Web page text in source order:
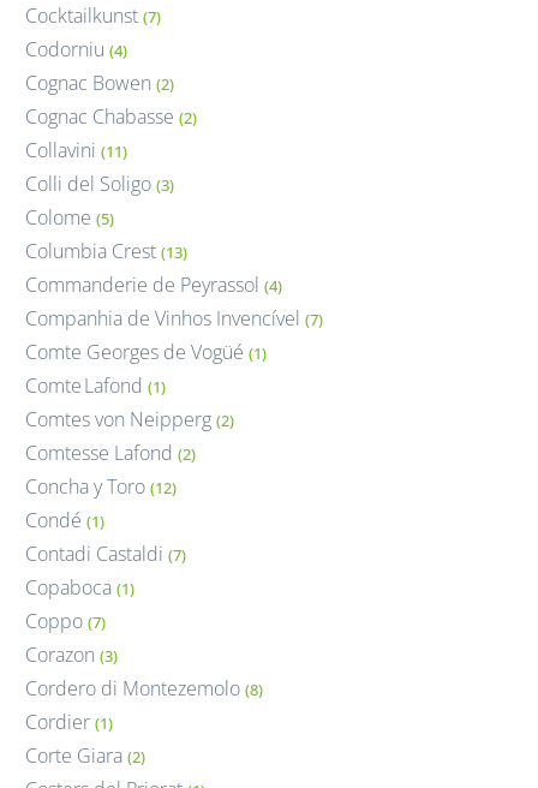
Cocktailkunst (7)
Codorniu (4)
Cognac Bowen (2)
Cognac Chabasse (2)
Collavini (11)
Colli del Soligo (3)
Colome (5)
Columbia Crest (13)
Commanderie de Peyrassol(4)
Companhia de Vinhos Invencível (7)
Comte Georges de Vogüé (1)
Comte Lafond (1)
Comtes von Neipperg (2)
Comtesse Lafond (2)
Concha y Toro(12)
Condé (1)
Contadi Castaldi (7)
Copaboca (1)
Coppo (7)
Corazon (3)
Cordero di Montezemolo (8)
Cordier (1)
Corte Giara (2)